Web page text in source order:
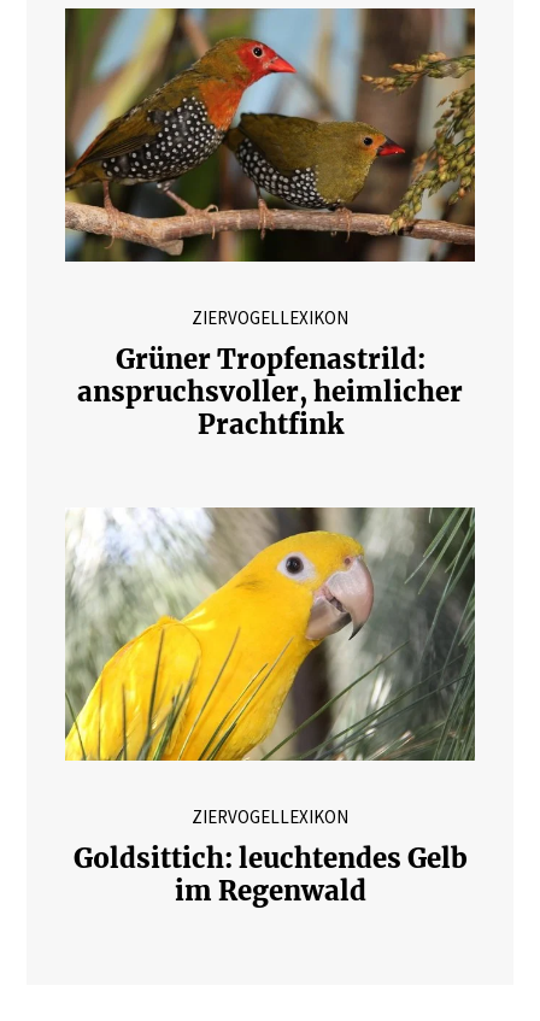
ZIERVOGELLEXIKON
Grüner Tropfenastrild:
anspruchsvoller, heimlicher
Prachtfink
ZIERVOGELLEXIKON
Goldsittich: leuchtendes Gelb
im Regenwald